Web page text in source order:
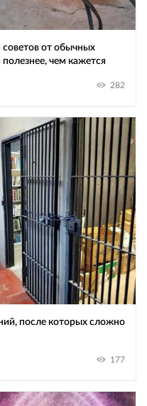
от обычных
чем кажется
282
после которых сложно
177